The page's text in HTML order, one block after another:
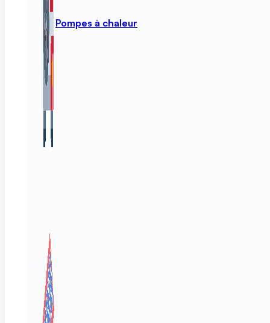
Pompes à chaleur